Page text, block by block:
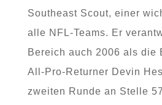
Southeast Scout, einer
alle NFL-Teams. Er
Bereich auch 2006 als die
All-Pro-Returner Devin
zweiten Runde an Stelle